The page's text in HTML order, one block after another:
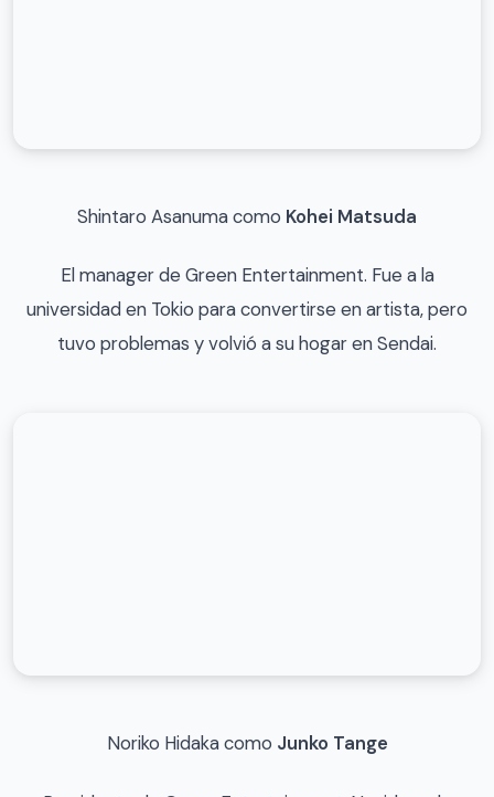
Shintaro Asanuma como Kohei Matsuda
El manager de Green Entertainment. Fue a la
universidad en Tokio para convertirse en artista, pero
tuvo problemas y volvió a su hogar en Sendai.
Noriko Hidaka como Junko Tange